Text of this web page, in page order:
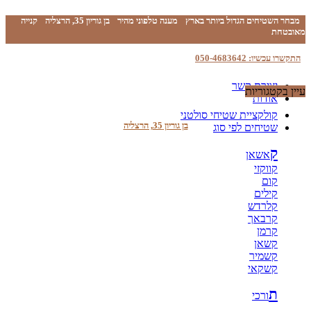
מבחר השטיחים הגדול ביותר בארץ מענה טלפוני מהיר בן גוריון 35, הרצליה
קנייה
מאובטחת
התקשרו עכשיו: 050-4683642
יצירת קשר
אודות
בן גוריון 35, הרצליה
עיין בקטגוריות
קולקציית שטיחי סולטני
שטיחים לפי סוג
קאשאן
קווקזי
קום
קילים
קלרדש
קרבאך
קרמן
קשאן
קשמיר
קשקאי
תורכי